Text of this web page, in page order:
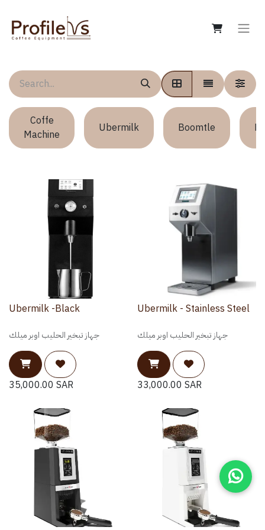
Coffe
Machine
Ubermilk Boomtle
Ubermilk -Black
جهاز تبخير الحليب اوبر ميلك
35,000.00 SAR
Ubermilk - Stainless Steel
جهاز تبخير الحليب اوبر ميلك
33,000.00 SAR